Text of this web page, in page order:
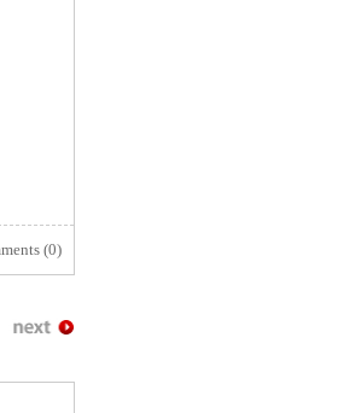
(0)